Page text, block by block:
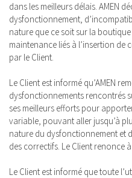
dans les meilleurs délais. AMEN
dysfonctionnement,
nature que ce soit sur la
maintenance liés à l’insertion
par le Client.
Le Client est informé qu’AMEN
dysfonctionnements rencontrés
ses meilleurs efforts pour
variable, pouvant aller jusqu’à
nature du dysfonctionnement et
des correctifs. Le Client renonce
Le Client est informé que toute